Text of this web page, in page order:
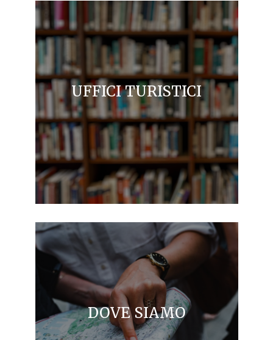
UFFICI TURISTICI
DOVE SIAMO